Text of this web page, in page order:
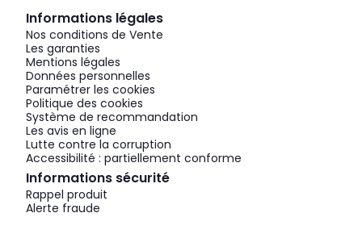
Informations légales
Nos conditions de Vente
Les garanties
Mentions légales
Données personnelles
Paramétrer les cookies
Politique des cookies
Système de recommandation
Les avis en ligne
Lutte contre la corruption
Accessibilité : partiellement conforme
Informations sécurité
Rappel produit
Alerte fraude